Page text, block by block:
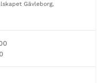
Gävleborg,